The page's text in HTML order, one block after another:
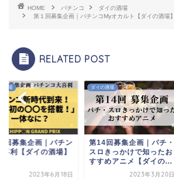
HOME パチンコ
ダイの酒場
第１回募集企画｜パチンコMyオカルト【ダイの酒場】
RELATED POST
酒場
回募集企画｜パチン
喜利【ダイの酒場】
2023年6月18日
ダイの酒場
第14回募集企画｜パチ・
スロきっかけで知ったお
すすめアニメ【ダイの...
2023年3月20日